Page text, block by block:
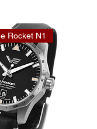
Rocket N1